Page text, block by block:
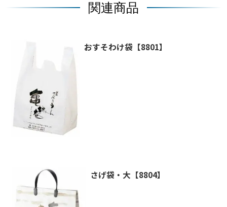
関連商品
おすそわけ袋【8801】
さげ袋・大【8804】